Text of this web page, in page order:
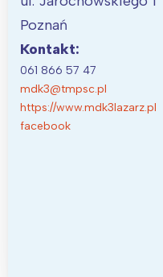
Poznań
Kontakt:
061 866 57 47
mdk3@tmpsc.pl
https://www.mdk3lazarz.pl
facebook